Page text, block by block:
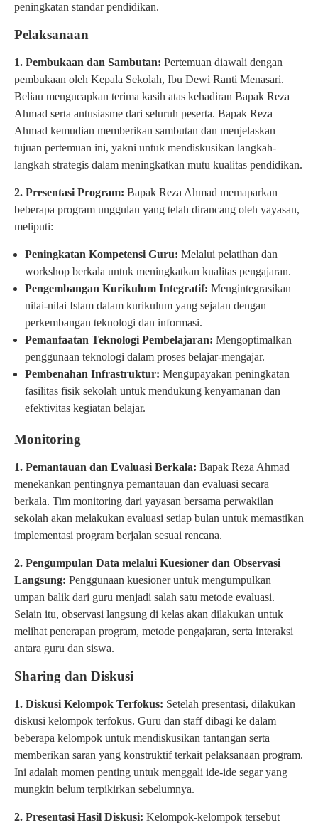
peningkatan standar pendidikan.
Pelaksanaan
1. Pembukaan dan Sambutan: Pertemuan diawali dengan
pembukaan oleh Kepala Sekolah, Ibu Dewi Ranti Menasari.
Beliau mengucapkan terima kasih atas kehadiran Bapak Reza
Ahmad serta antusiasme dari seluruh peserta. Bapak Reza
Ahmad kemudian memberikan sambutan dan menjelaskan
tujuan pertemuan ini, yakni untuk mendiskusikan langkah-
langkah strategis dalam meningkatkan mutu kualitas pendidikan.
2. Presentasi Program: Bapak Reza Ahmad memaparkan
beberapa program unggulan yang telah dirancang oleh yayasan,
meliputi:
Peningkatan Kompetensi Guru: Melalui pelatihan dan
workshop berkala untuk meningkatkan kualitas pengajaran.
Pengembangan Kurikulum Integratif: Mengintegrasikan
nilai-nilai Islam dalam kurikulum yang sejalan dengan
perkembangan teknologi dan informasi.
Pemanfaatan Teknologi Pembelajaran: Mengoptimalkan
penggunaan teknologi dalam proses belajar-mengajar.
Pembenahan Infrastruktur: Mengupayakan peningkatan
fasilitas fisik sekolah untuk mendukung kenyamanan dan
efektivitas kegiatan belajar.
Monitoring
1. Pemantauan dan Evaluasi Berkala: Bapak Reza Ahmad
menekankan pentingnya pemantauan dan evaluasi secara
berkala. Tim monitoring dari yayasan bersama perwakilan
sekolah akan melakukan evaluasi setiap bulan untuk memastikan
implementasi program berjalan sesuai rencana.
2. Pengumpulan Data melalui Kuesioner dan Observasi
Langsung: Penggunaan kuesioner untuk mengumpulkan
umpan balik dari guru menjadi salah satu metode evaluasi.
Selain itu, observasi langsung di kelas akan dilakukan untuk
melihat penerapan program, metode pengajaran, serta interaksi
antara guru dan siswa.
Sharing dan Diskusi
1. Diskusi Kelompok Terfokus: Setelah presentasi, dilakukan
diskusi kelompok terfokus. Guru dan staff dibagi ke dalam
beberapa kelompok untuk mendiskusikan tantangan serta
memberikan saran yang konstruktif terkait pelaksanaan program.
Ini adalah momen penting untuk menggali ide-ide segar yang
mungkin belum terpikirkan sebelumnya.
2. Presentasi Hasil Diskusi: Kelompok-kelompok tersebut